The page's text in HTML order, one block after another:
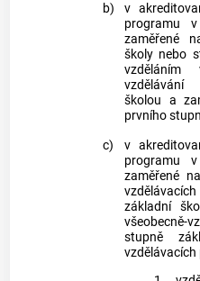
b)
v
programu
zaměřené
školy nebo
vzděláním
vzdělávání
školou a
prvního
c)
v
programu
zaměřené
základní
všeobecně-
stupně
vzdělávacích